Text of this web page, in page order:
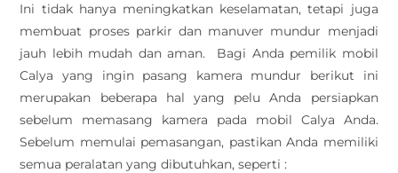
Ini tidak hanya meningkatkan keselamatan, tetapi juga
membuat proses parkir dan manuver mundur menjadi
jauh lebih mudah dan aman. Bagi Anda pemilik mobil
Calya yang ingin pasang kamera mundur berikut ini
merupakan beberapa hal yang pelu Anda persiapkan
sebelum memasang kamera pada mobil Calya Anda.
Sebelum memulai pemasangan, pastikan Anda memiliki
semua peralatan yang dibutuhkan, seperti :